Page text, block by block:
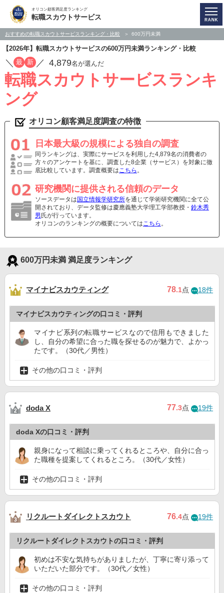
オリコン顧客満足度ランキング
転職スカウトサービス
おすすめの転職スカウトサービスランキング・比較 600万円未満
【2026年】転職スカウトサービスの600万円未満ランキング・比較
／ 最 新 ／ 4,879名が選んだ
転職スカウトサービスランキ
ング
オリコン顧客満足度調査の特徴
日本最大級の規模による独自の調査
同ランキングは、実際にサービスを利用した4,879名の消費者の
方々のアンケートを基に、調査した8企業（サービス）を対象に徹
底比較しています。調査概要はこちら 。
研究機関に提供される信頼のデータ
ソースデータは 国立情報学研究所を通じて学術研究機関に全て公
開されており、データ監修は慶應義塾大学理工学部教授・ 鈴木秀
男 氏が行っています。
オリコンのランキングの概要についてはこちら 。
600万円未満 満足度ランキング
マイナビスカウティング 78.1点 18件
マイナビスカウティングの口コミ・評判
マイナビ系列の転職サービスなので信用もできました
し、自分の希望に合った職を探せるのが魅力で、よかっ
たです。（30代／男性）
その他の口コミ・評判
doda X 77.3点 19件
doda Xの口コミ・評判
親身になって相談に乗ってくれるところや、自分に合っ
た職種を提案してくれるところ。（30代／女性）
その他の口コミ・評判
リクルートダイレクトスカウト 76.4点 19件
リクルートダイレクトスカウトの口コミ・評判
初めは不安な気持ちがありましたが、丁寧に寄り添って
いただいた部分です。（30代／女性）
その他の口コミ・評判